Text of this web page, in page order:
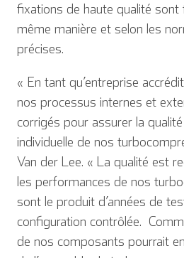
fixations de haute qualité sont
même manière et selon les
précises.
« En tant qu’entreprise
nos processus internes et
corrigés pour assurer la
individuelle de nos
Van der Lee. « La qualité est
les performances de nos
sont le produit d’années de
configuration contrôlée.
de nos composants pourrait